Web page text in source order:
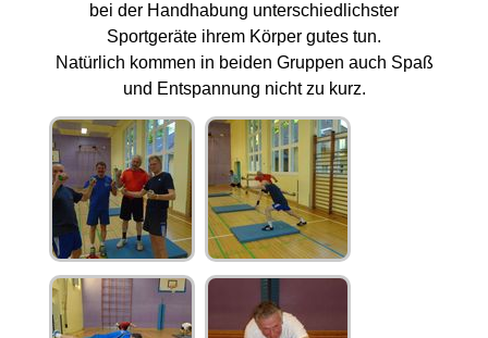
bei der Handhabung unterschiedlichster
Sportgeräte ihrem Körper gutes tun.
Natürlich kommen in beiden Gruppen auch Spaß
und Entspannung nicht zu kurz.